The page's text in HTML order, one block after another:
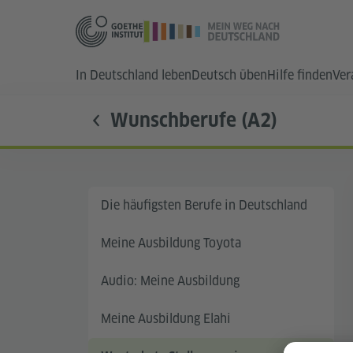
In Deutschland lebenDeutsch übenHilfe finden
Wunschberufe (A2)
Die häufigsten Berufe in Deutschland
Meine Ausbildung Toyota
Audio: Meine Ausbildung
Meine Ausbildung Elahi